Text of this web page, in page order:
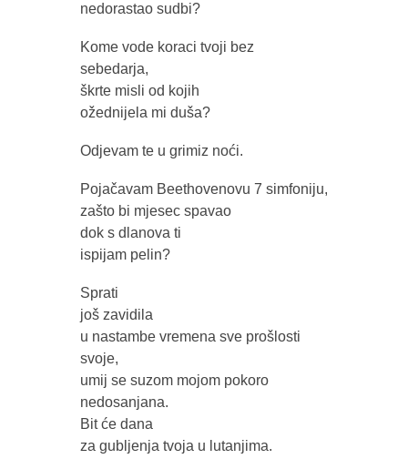
nedorastao sudbi?
Kome vode koraci tvoji bez
sebedarja,
škrte misli od kojih
ožednijela mi duša?
Odjevam te u grimiz noći.
Pojačavam Beethovenovu 7 simfoniju,
zašto bi mjesec spavao
dok s dlanova ti
ispijam pelin?
Sprati
još zavidila
u nastambe vremena sve prošlosti
svoje,
umij se suzom mojom pokoro
nedosanjana.
Bit će dana
za gubljenja tvoja u lutanjima.